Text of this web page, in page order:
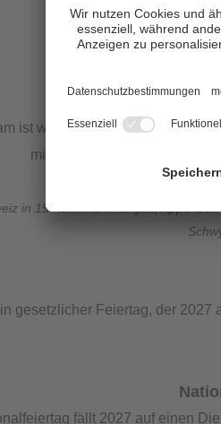
Mit vier weiteren
ist wie immer ein Donnerstag,
mit vier Urlaubstagen
In Deutschland nur in
in 15 Kantonen: Aargau,
gesetzlicher Feiertag, der 2027
fällt 2027 auf einen